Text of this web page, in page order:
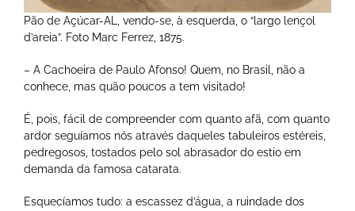
Pão de Açúcar-AL, vendo-se, à esquerda, o “largo lençol
d’areia”. Foto Marc Ferrez, 1875.
– A Cachoeira de Paulo Afonso! Quem, no Brasil, não a
conhece, mas quão poucos a tem visitado!
É, pois, fácil de compreender com quanto afã, com quanto
ardor seguíamos nós através daqueles tabuleiros estéreis,
pedregosos, tostados pelo sol abrasador do estio em
demanda da famosa catarata.
Esquecíamos tudo: a escassez d’água, a ruindade dos